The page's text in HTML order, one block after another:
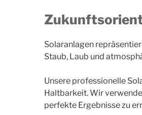
Solaranlagen
Staub, Laub und
Unsere professionelle
Haltbarkeit. Wir
perfekte Ergebnisse zu